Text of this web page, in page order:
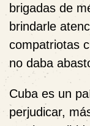
brigadas de
brindarle
compatriotas
no daba
Cuba es un
perjudicar,